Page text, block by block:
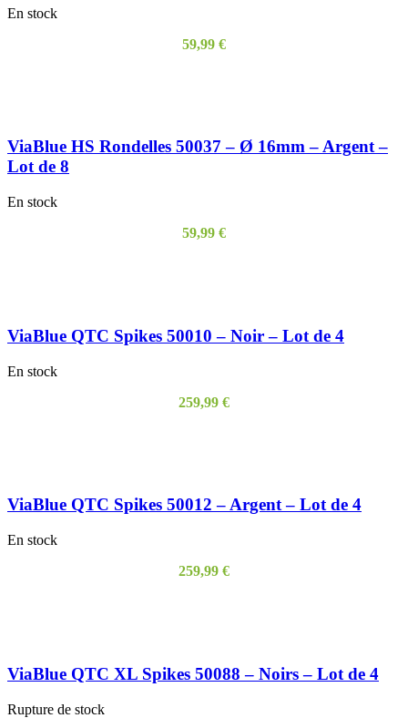
En stock
59,99 €
ViaBlue HS Rondelles 50037 – Ø 16mm – Argent –
Lot de 8
En stock
59,99 €
ViaBlue QTC Spikes 50010 – Noir – Lot de 4
En stock
259,99 €
ViaBlue QTC Spikes 50012 – Argent – Lot de 4
En stock
259,99 €
ViaBlue QTC XL Spikes 50088 – Noirs – Lot de 4
Rupture de stock